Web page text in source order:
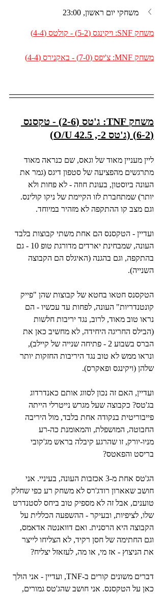
משחקי יום ראשון, 23:00
משחק SNF: ויקינגס (5-2) - קולטס (4-4)
משחק MNF: צ'יפס (7-0) - באקנירס (4-4)
משחק TNF: ג'טס (2-6) - טקסנס
(6-2) (ג'טס 2-, O/U 42.5)
ליין מעניין מאוד של וגאס, שם כנראה מאוד
מתרגשים מהפציעה של סטפון דיגס (גמר את
העונה ביוסטון, בעונת חוזה - לא פחות ולא
יותר) שמתחברת לזו הקיימת של ניקו קולינס.
וגם מצב קו ההתקפה לא מזהיר במיוחד.
ועדיין - הטקסנס הם אחת משתי קבוצות בלבד
העונה, שמבחינת יארדים מדורגת טופ 10 - גם
בהתקפה, וגם בהגנה (האיגלס הם הקבוצה
השנייה).
הטקסנס חטאו בחטא של קבוצות שהן "פייק
קונטנדריות" העונה, לפחות עד עכשיו - הם
נראו טוב מאוד, לרוב, נגד יריבות חלשות
(הבילס החריגה היחידה, לא מחשיב כאן את
הברס בשבוע 2 - פתיחה שנייה של קיילב),
ונראו ממש לא טוב נגד היריבות החזקות יותר
שלהן (ויקינגס ופאקרס).
ועדיין, האם זה נכון לסווג אותם כאנדרדוג
בג'טס? כקבוצה שעל מגרש נייטרלי הייתה
פייבוריטית בנקודה אחת בלבד, מול היריבה
החבוטה, המושפלת, והמאומנת כה-רע
מניו-יורק, זו שהרגע קיבלה בראש מג'קובי
בריסט והפאטס?
הג'טס אחת מ-3 אכזבות העונה, בעיניי. אני
חושב שאארון רודג'רס לא משחק רע כפי שחלק
טוענים, אבל זה לא מספיק טוב ביחס לסטנדרט
שלו, לציפיות, ובעיקר - ההשפעה הכללית על
הקבוצה היא הרסנית. ואם דוואנטה אדאמס,
וגם החתימה של חסן רקיד, לא הצליחו לייצר
את הניצוץ - אז מי, או מה, לעזאזל יצליח?
דברים משונים קורים ב-TNF, ועדיין - אני הולך
כאן על הטקסנס. אני חושב שהג'טס גמורים,